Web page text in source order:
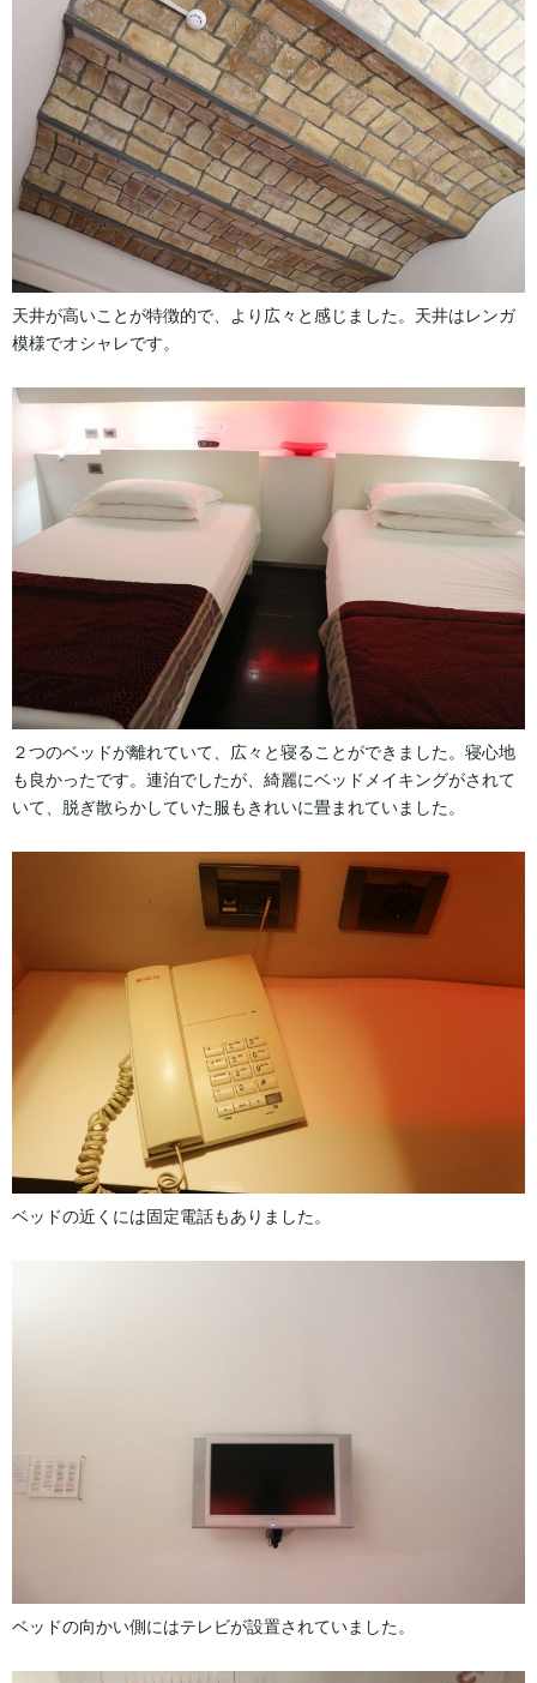
天井が高いことが特徴的で、より広々と感じました。天井はレンガ
模様でオシャレです。
２つのベッドが離れていて、広々と寝ることができました。寝心地
も良かったです。連泊でしたが、綺麗にベッドメイキングがされて
いて、脱ぎ散らかしていた服もきれいに畳まれていました。
ベッドの近くには固定電話もありました。
ベッドの向かい側にはテレビが設置されていました。